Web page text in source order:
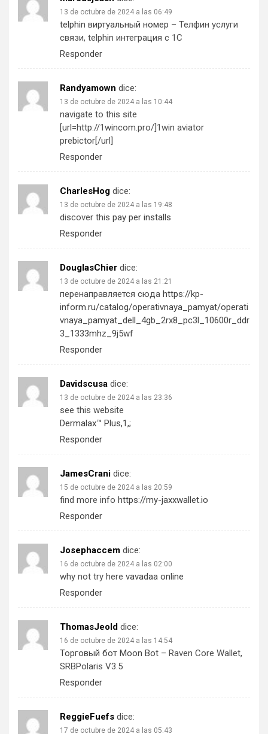
13 de octubre de 2024 a las 06:49
telphin виртуальный номер – Телфин услуги
связи, telphin интеграция с 1С
Responder
Randyamown dice:
13 de octubre de 2024 a las 10:44
navigate to this site
[url=http://1wincom.pro/]1win aviator
prebictor[/url]
Responder
CharlesHog dice:
13 de octubre de 2024 a las 19:48
discover this pay per installs
Responder
DouglasChier dice:
13 de octubre de 2024 a las 21:21
перенаправляется сюда https://kp-
inform.ru/catalog/operativnaya_pamyat/operati
vnaya_pamyat_dell_4gb_2rx8_pc3l_10600r_ddr
3_1333mhz_9j5wf
Responder
Davidscusa dice:
13 de octubre de 2024 a las 23:36
see this website
Dermalax™ Plus,1,;
Responder
JamesCrani dice:
15 de octubre de 2024 a las 20:59
find more info https://my-jaxxwallet.io
Responder
Josephaccem dice:
16 de octubre de 2024 a las 02:00
why not try here vavadaa online
Responder
ThomasJeold dice:
16 de octubre de 2024 a las 14:54
Торговый бот Moon Bot – Raven Core Wallet,
SRBPolaris V3.5
Responder
ReggieFuefs dice:
17 de octubre de 2024 a las 05:43